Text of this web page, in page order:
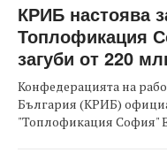
КРИБ настоява
Топлофикация
загуби от 220
Конфедерацията на
България (КРИБ)
"Топлофикация София"